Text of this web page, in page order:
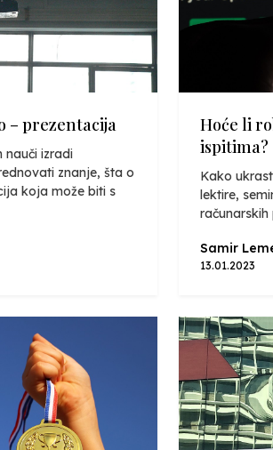
– prezentacija
nauči izradi
znanje, šta o
koja može biti s
Hoće li
ispitima?
Kako
lektire,
računarskih
Samir
13.01.2023